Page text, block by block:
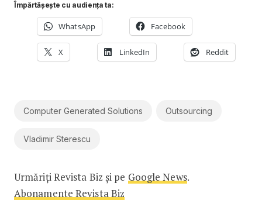
Împărtășește cu audiența ta:
WhatsApp Facebook
X LinkedIn Reddit
Computer Generated Solutions Outsourcing
Vladimir Sterescu
Urmăriți Revista Biz și pe Google News.
Abonamente Revista Biz